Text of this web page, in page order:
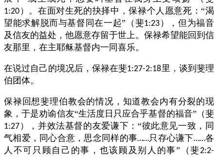
1:20 ）。在面对生死的抉择中，保禄个人愿意死：“渴
望能求解脱而与基督同在一起”（斐1:23 ），但为福音
及信友的益处，他愿意存留于世上。保禄希望能回到信
友那里，在主耶稣基督内一同喜乐。
在说过自己的境况后，保禄在斐1:27-2:18里，谈到斐理
伯团体。
保禄回想斐理伯教会的情况，知道教会内有分裂的现
象，于是劝谕信友“生活度日只应合乎基督的福音”（斐
1:27 ），并效法基督的友爱谦下：“彼此意见一致，同
气相爱，同心合意，思念同样的事……只存心谦下……各
人不可只顾自己的事，也该顾及别人的事”（斐2:2-